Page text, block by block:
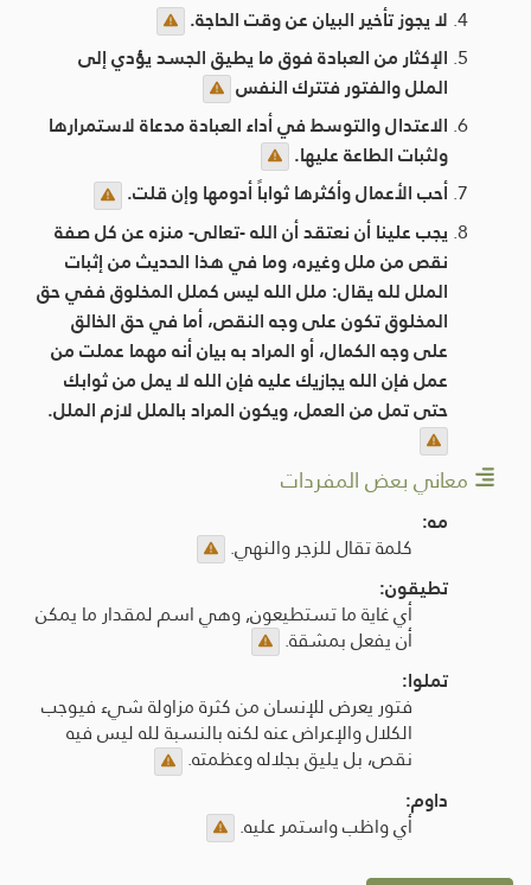
لا يجوز تأخير البيان عن وقت الحاجة.
الإكثار من العبادة فوق ما يطيق الجسد يؤدي إلى
الملل والفتور فتترك النفس
الاعتدال والتوسط في أداء العبادة مدعاة لاستمرارها
ولثبات الطاعة عليها.
أحب الأعمال وأكثرها ثواباً أدومها وإن قلت.
يجب علينا أن نعتقد أن الله -تعالى- منزه عن كل صفة
نقص من ملل وغيره، وما في هذا الحديث من إثبات
الملل لله يقال: ملل الله ليس كملل المخلوق ففي حق
المخلوق تكون على وجه النقص، أما في حق الخالق
على وجه الكمال، أو المراد به بيان أنه مهما عملت من
عمل فإن الله يجازيك عليه فإن الله لا يمل من ثوابك
حتى تمل من العمل، ويكون المراد بالملل لازم الملل.
معاني بعض المفردات
مه:
كلمة تقال للزجر والنهي.
تطيقون:
أي غاية ما تستطيعون, وهي اسم لمقدار ما يمكن
أن يفعل بمشقة.
تملوا:
فتور يعرض للإنسان من كثرة مزاولة شيء فيوجب
الكلال والإعراض عنه لكنه بالنسبة لله ليس فيه
نقص، بل يليق بجلاله وعظمته.
داوم:
أي واظب واستمر عليه.